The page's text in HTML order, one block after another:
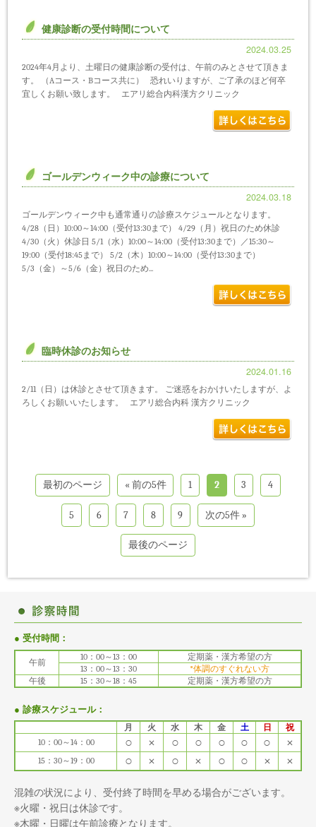
健康診断の受付時間について
2024.03.25
2024年4月より、土曜日の健康診断の受付は、午前のみとさせて頂きま
す。 （Aコース・Bコース共に） 恐れいりますが、ご了承のほど何卒
宜しくお願い致します。 エアリ総合内科漢方クリニック
ゴールデンウィーク中の診療について
2024.03.18
ゴールデンウィーク中も通常通りの診療スケジュールとなります。
4/28（日）10:00～14:00（受付13:30まで） 4/29（月）祝日のため休診
4/30（火）休診日 5/1（水）10:00～14:00（受付13:30まで）／15:30～
19:00（受付18:45まで） 5/2（木）10:00～14:00（受付13:30まで）
5/3（金）～5/6（金）祝日のため...
臨時休診のお知らせ
2024.01.16
2/11（日）は休診とさせて頂きます。 ご迷惑をおかけいたしますが、よ
ろしくお願いいたします。 エアリ総合内科 漢方クリニック
最初のページ « 前の5件 1 2 3 4
5 6 7 8 9 次の5件 »
最後のページ
● 受付時間：
午前
10：00～13：00
定期薬・漢方希望の方
13：00～13：30
*体調のすぐれない方
午後
15：30～18：45 定期薬・漢方希望の方
● 診療スケジュール：
月 火 水 木 金 土 日
祝
10：00～14：00
○ × ○ ○ ○ ○ ○ ×
15：30～19：00 ○ × ○ × ○ ○ × ×
混雑の状況により、受付終了時間を早める場合がございます。
※火曜・祝日は休診です。
※木曜・日曜は午前診療となります。